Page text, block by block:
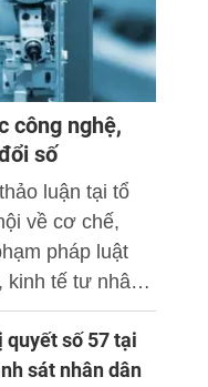
công nghệ,
số
luận tại tổ
về cơ chế,
pháp luật
kinh tế tư nhân
đổi mới sáng
quyết số 57 tại
sát nhân dân